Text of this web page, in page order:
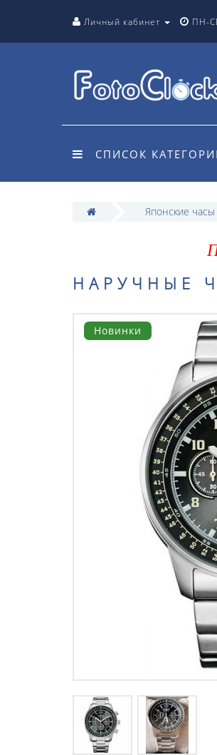
Личный кабинет ПН-
СПИСОК
Японские часы
НАРУЧНЫЕ
Новинки